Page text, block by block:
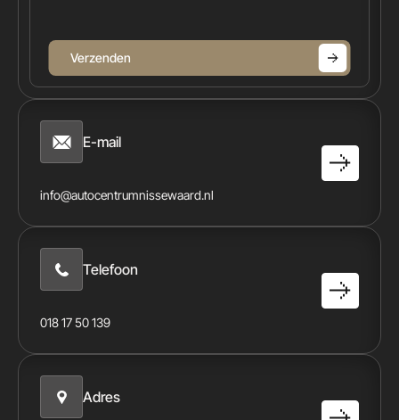
Verzenden
E-mail
info@autocentrumnissewaard.nl
Telefoon
018 17 50 139
Adres